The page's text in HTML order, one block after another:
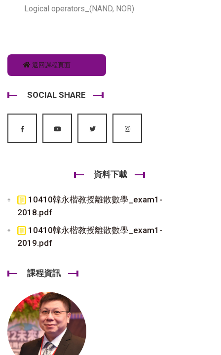
Logical operators_(NAND, NOR)
返回課程頁面
SOCIAL SHARE
資料下載
10410韓永楷教授離散數學_exam1-
2018.pdf
10410韓永楷教授離散數學_exam1-
2019.pdf
課程資訊